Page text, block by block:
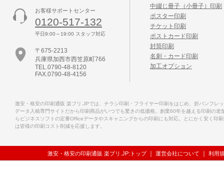
お客様サポートセンター
0120-517-132
平日9:00～19:00 スタッフ対応
〒675-2213
兵庫県加西市西笠原町766
TEL.0790-48-8120
FAX.0790-48-4156
中綴じ冊子（小冊子）印刷
ポスター印刷
チケット印刷
ポストカード印刷
封筒印刷
名刺・カード印刷
加工オプション
激安・格安の印刷通販 楽プリ.JPでは、チラシ印刷・フライヤー印刷をはじめ、折パンフ
データ入稿専門サイトだから印刷商品がいつでも驚きの低価格。創業60年を越える印刷の
らビジネスソフトの定番Officeデータやスキャニングからの印刷にも対応。とにかく安く
は皆様の印刷コスト削減を応援します。
激安・格安の印刷通販 楽プリ.JP:トップ 運営会社について 利用